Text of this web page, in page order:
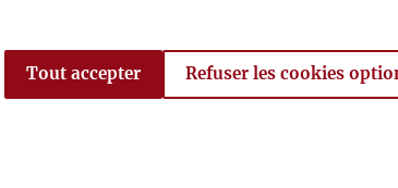
O
Tout accepter Refuser les cookies